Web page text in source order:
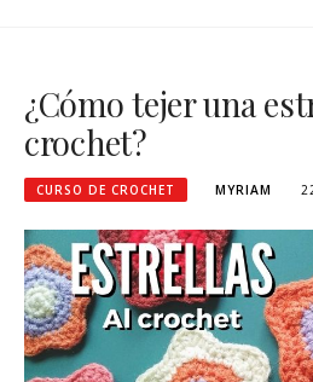
¿Cómo tejer una
crochet?
CURSO DE CROCHET MYRIAM